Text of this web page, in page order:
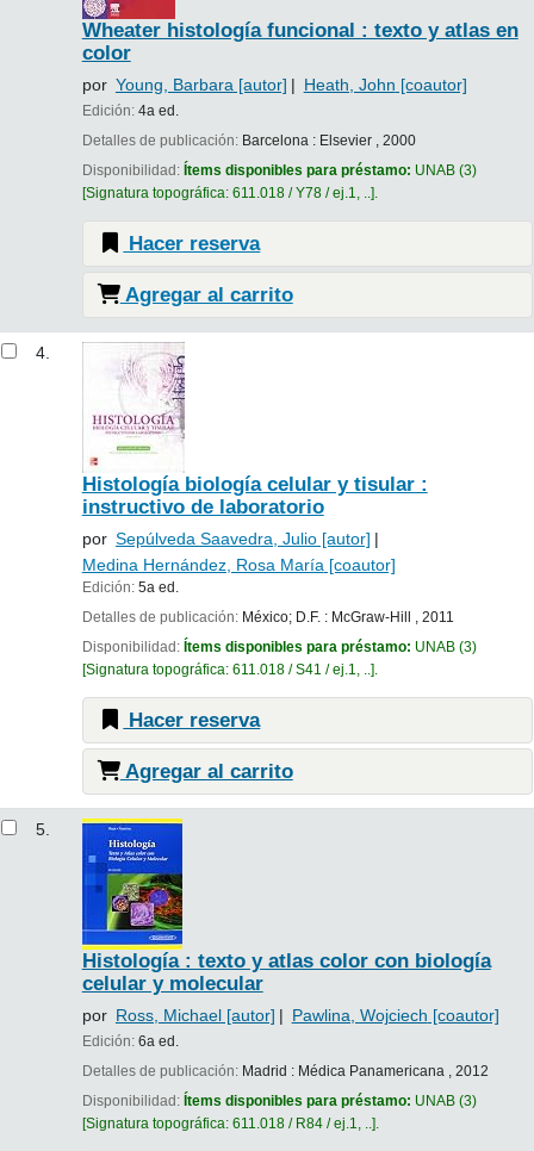
Wheater histología funcional : texto y atlas en
color
por Young, Barbara [autor] Heath, John [coautor]
Edición: 4a ed.
Detalles de publicación: Barcelona : Elsevier , 2000
Disponibilidad: Ítems disponibles para préstamo: UNAB(3)
Signatura topográfica: 611.018 / Y78 / ej.1, .. .
Hacer reserva
Agregar al carrito
4.
Histología biología celular y tisular :
instructivo de laboratorio
por Sepúlveda Saavedra, Julio[autor]
Medina Hernández, Rosa María [coautor]
Edición: 5a ed.
Detalles de publicación: México; D.F. : McGraw-Hill , 2011
Disponibilidad: Ítems disponibles para préstamo: UNAB(3)
Signatura topográfica: 611.018 / S41 / ej.1, .. .
Hacer reserva
Agregar al carrito
5.
Histología : texto y atlas color con biología
celular y molecular
por Ross, Michael[autor] Pawlina, Wojciech [coautor]
Edición: 6a ed.
Detalles de publicación: Madrid : Médica Panamericana , 2012
Disponibilidad: Ítems disponibles para préstamo: UNAB(3)
Signatura topográfica: 611.018 / R84 / ej.1, .. .